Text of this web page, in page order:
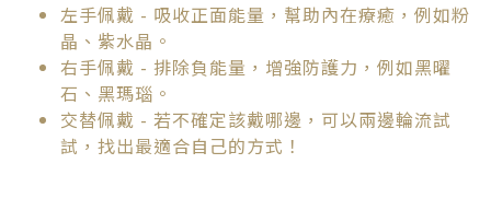
左手佩戴 - 吸收正面能量，幫助內在療癒，例如粉
晶、紫水晶。
右手佩戴 - 排除負能量，增強防護力，例如黑曜
石、黑瑪瑙。
交替佩戴 - 若不確定該戴哪邊，可以兩邊輪流試
試，找出最適合自己的方式！